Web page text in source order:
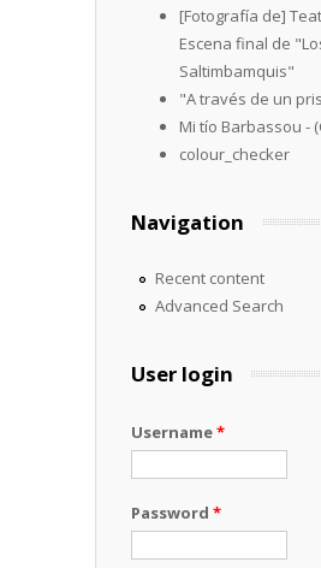
[Fotografía de]
Escena final de
Saltimbamquis"
"A través de un
Mi tío Barbassou -
colour_checker
Navigation
Recent content
Advanced Search
User login
Username*
Password *